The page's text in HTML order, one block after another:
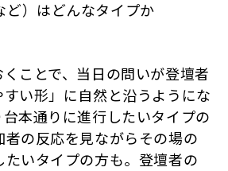
ど）はどんなタイプか
ことで、当日の問いが登壇者
い形」に自然と沿うようにな
本通りに進行したいタイプの
の反応を見ながらその場の
いタイプの方も。登壇者の